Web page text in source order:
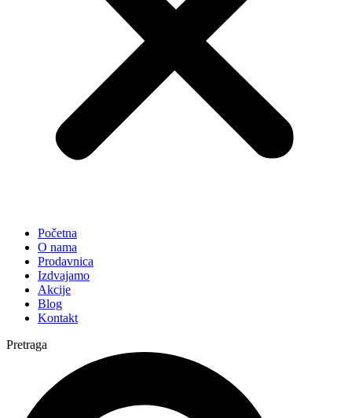
Početna
O nama
Prodavnica
Izdvajamo
Akcije
Blog
Kontakt
Pretraga